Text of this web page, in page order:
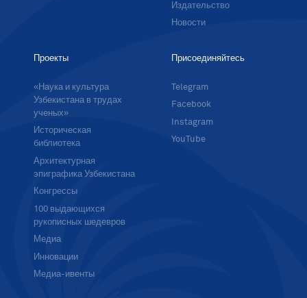
Издательство
Новости
Проекты
«Наука и культура
Узбекистана в трудах
ученых»
Историческая
библиотека
Архитектурная
эпиграфика Узбекистана
Конгрессы
100 выдающихся
рукописных шедевров
Медиа
Инновации
Медиа-ивенты
Присоединяйтесь
Telegram
Facebook
Instagram
YouTube